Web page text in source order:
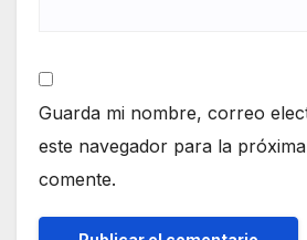
Guarda mi nombre, correo
este navegador para la
comente.